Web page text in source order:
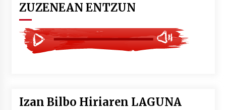
ZUZENEAN ENTZUN
Izan Bilbo Hiriaren LAGUNA